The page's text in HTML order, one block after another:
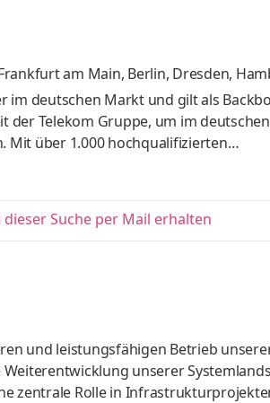
am Main, Berlin, Dresden,
Nürnbergund 5 weitere
im deutschen Markt und gilt als
der Telekom Gruppe, um im deutschen
Mit über 1.000 hochqualifizierten
managt Private & Public Cloud-
kritischer Betriebsprozesse.
und Migration von
dieser Suche per Mail erhalten
und leistungsfähigen Betrieb
unserer
zentrale Rolle in